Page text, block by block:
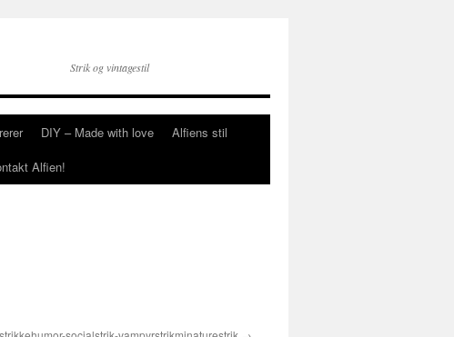
Strik og vintagestil
DIY – Made with love
Alfiens stil
Alfien!